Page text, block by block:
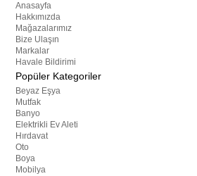
Anasayfa
Hakkımızda
Mağazalarımız
Bize Ulaşın
Markalar
Havale Bildirimi
Popüler Kategoriler
Beyaz Eşya
Mutfak
Banyo
Elektrikli Ev Aleti
Hırdavat
Oto
Boya
Mobilya